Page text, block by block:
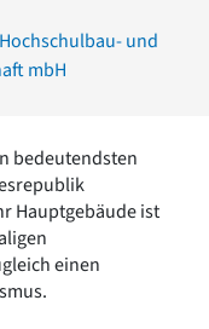
und
mbH
bedeutendsten
Hauptgebäude ist
einen